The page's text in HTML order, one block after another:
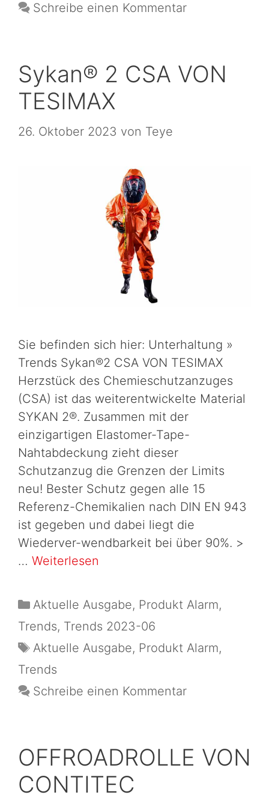
Schreibe einen Kommentar
Sykan® 2 CSA VON
TESIMAX
26. Oktober 2023 von Teye
Sie befinden sich hier: Unterhaltung »
Trends Sykan®2 CSA VON TESIMAX
Herzstück des Chemieschutzanzuges
(CSA) ist das weiterentwickelte Material
SYKAN 2®. Zusammen mit der
einzigartigen Elastomer-Tape-
Nahtabdeckung zieht dieser
Schutzanzug die Grenzen der Limits
neu! Bester Schutz gegen alle 15
Referenz-Chemikalien nach DIN EN 943
ist gegeben und dabei liegt die
Wiederver-wendbarkeit bei über 90%. >
… Weiterlesen
Aktuelle Ausgabe, Produkt Alarm,
Trends, Trends 2023-06
Aktuelle Ausgabe, Produkt Alarm,
Trends
Schreibe einen Kommentar
OFFROADROLLE VON
CONTITEC